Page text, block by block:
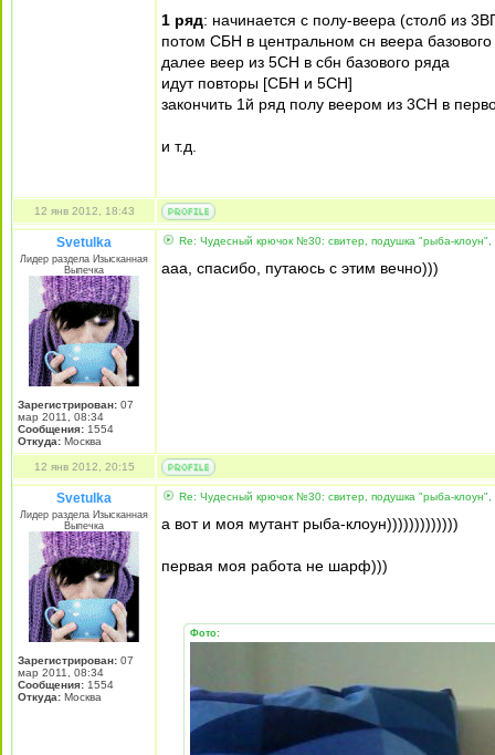
1 ряд: начинается с полу-веера (столб из
потом СБН в центральном сн веера
далее веер из 5СН в сбн базового ряда
идут повторы [СБН и 5СН]
закончить 1й ряд полу веером из 3СН в
и т.д.
12 янв 2012, 18:43
Svetulka
Лидер раздела Изысканная
Выпечка
Зарегистрирован: 07
мар 2011, 08:34
Сообщения: 1554
Откуда: Москва
Re: Чудесный крючок №30: свитер, подушка "рыба-клоун",
ааа, спасибо, путаюсь с этим вечно)))
12 янв 2012, 20:15
Svetulka
Лидер раздела Изысканная
Выпечка
Зарегистрирован: 07
мар 2011, 08:34
Сообщения: 1554
Откуда: Москва
Re: Чудесный крючок №30: свитер, подушка "рыба-клоун",
а вот и моя мутант рыба-клоун)))))))))))))
первая моя работа не шарф)))
Фото: